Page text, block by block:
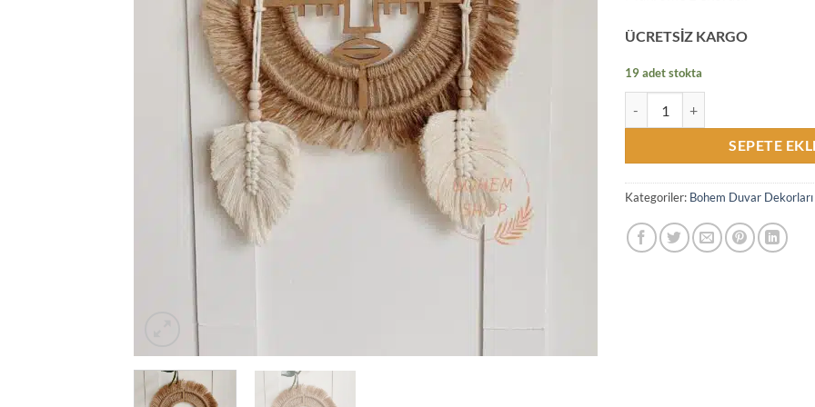
ÜCRETSİZ KARGO
19 adet stokta
SEPETE
Kategoriler: Bohem Duvar Dekorları